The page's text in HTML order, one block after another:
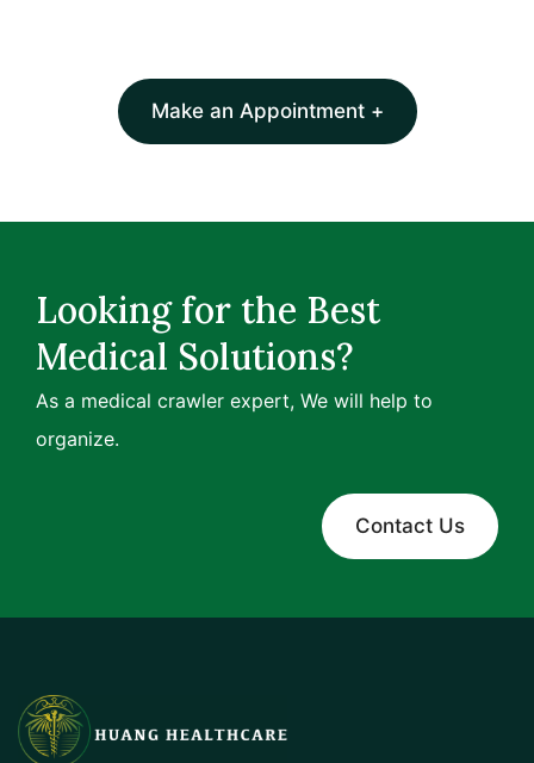
Make an Appointment +
Looking for the Best
Medical Solutions?
As a medical crawler expert, We will help to
organize.
Contact Us